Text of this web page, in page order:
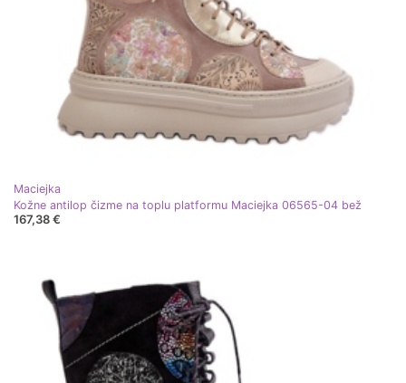
Maciejka
Kožne antilop čizme na toplu platformu Maciejka 06565-04 bež
167,38 €